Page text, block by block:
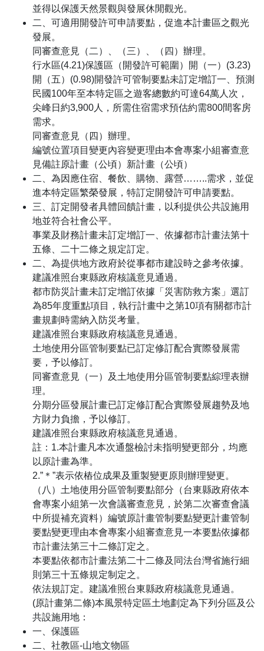
並得以保護天然景觀與發展休閒觀光。
二、可適用開發許可申請要點，促進本計畫區之觀光
發展。
同審查意見（二）、（三）、（四）辦理。
行水區(4.21)保護區（開發許可範圍）開（一）(3.23)
開（五）(0.98)開發許可管制要點未訂定增訂一、預測
民國100年至本特定區之遊客總數約可達64萬人次，
尖峰日約3,900人，所需住宿需求預估約需800間客房
需求。
同審查意見（四）辦理。
編號位置項目變更內容變更理由本會專案小組審查意
見備註原計畫（公頃）新計畫（公頃）
二、為因應住宿、餐飲、購物、露營……..需求，並促
進本特定區繁榮發展，特訂定開發許可申請要點。
三、訂定開發者具體回饋計畫，以利提供公共設施用
地並符合社會公平。
事業及財務計畫未訂定增訂一、依據都市計畫法第十
五條、二十二條之規定訂定。
二、為提供地方政府於從事都市建設時之參考依據。
建議准照台東縣政府核議意見通過。
都市防災計畫未訂定增訂依據「災害防救方案」選訂
為85年度重點項目，執行計畫中之第10項有關都市計
畫規劃時需納入防災考量。
建議准照台東縣政府核議意見通過。
土地使用分區管制要點已訂定修訂配合實際發展需
要，予以修訂。
同審查意見（一）及土地使用分區管制要點綜理表辦
理。
分期分區發展計畫已訂定修訂配合實際發展趨勢及地
方財力負擔，予以修訂。
建議准照台東縣政府核議意見通過。
註：1.本計畫凡本次通盤檢討未指明變更部分，均應
以原計畫為準。
2.”＊”表示依樁位成果及重製變更原則辦理變更。
（八）土地使用分區管制要點部分（台東縣政府依本
會專案小組第一次會議審查意見，於第二次審查會議
中所提補充資料）編號原計畫管制要點變更計畫管制
要點變更理由本會專案小組審查意見一本要點依據都
市計畫法第三十二條訂定之。
本要點依都市計畫法第二十二條及同法台灣省施行細
則第三十五條規定制定之。
依法規訂定。建議准照台東縣政府核議意見通過。
(原計畫第二條)本風景特定區土地劃定為下列分區及公
共設施用地：
一、保護區
二、社教區-山地文物區